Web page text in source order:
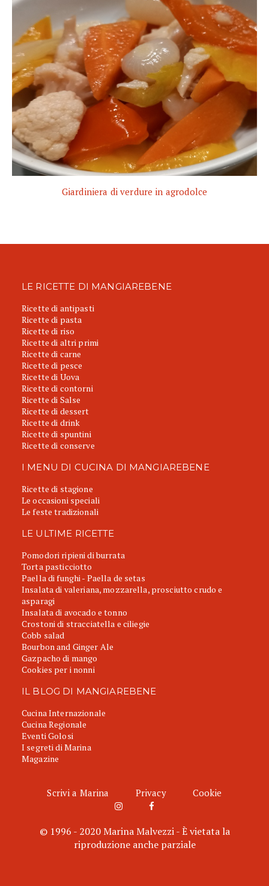
Giardiniera di verdure in agrodolce
LE RICETTE DI MANGIAREBENE
Ricette di antipasti
Ricette di pasta
Ricette di riso
Ricette di altri primi
Ricette di carne
Ricette di pesce
Ricette di Uova
Ricette di contorni
Ricette di Salse
Ricette di dessert
Ricette di drink
Ricette di spuntini
Ricette di conserve
I MENU DI CUCINA DI MANGIAREBENE
Ricette di stagione
Le occasioni speciali
Le feste tradizionali
LE ULTIME RICETTE
Pomodori ripieni di burrata
Torta pasticciotto
Paella di funghi - Paella de setas
Insalata di valeriana, mozzarella, prosciutto crudo e
asparagi
Insalata di avocado e tonno
Crostoni di stracciatella e ciliegie
Cobb salad
Bourbon and Ginger Ale
Gazpacho di mango
Cookies per i nonni
IL BLOG DI MANGIAREBENE
Cucina Internazionale
Cucina Regionale
Eventi Golosi
I segreti di Marina
Magazine
Scrivi a Marina Privacy Cookie
© 1996 - 2020 Marina Malvezzi - È vietata la
riproduzione anche parziale